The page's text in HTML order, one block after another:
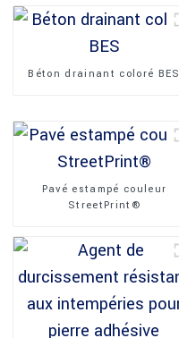
Béton drainant coloré BES
Pavé estampé couleur
StreetPrint®